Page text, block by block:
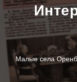
Малые села